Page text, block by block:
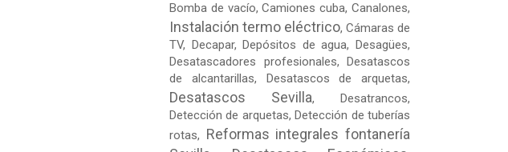
Bomba de vacío,Camiones cuba, Canalones,
Instalación termo eléctrico, Cámaras de
TV, Decapar, Depósitos de agua, Desagües,
Desatascadores profesionales, Desatascos
de alcantarillas, Desatascos de arquetas,
Desatascos Sevilla, Desatrancos,
Detección de arquetas, Detección de tuberías
rotas, Reformas integrales fontanería